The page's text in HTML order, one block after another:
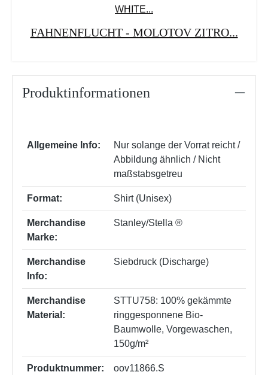
FAHNENFLUCHT - MOLOTOV ZITRO...
Produktinformationen
Allgemeine Info:
Nur solange der Vorrat reicht /
Abbildung ähnlich / Nicht
maßstabsgetreu
Format: Shirt (Unisex)
Merchandise
Marke:
Stanley/Stella ®
Merchandise
Info:
Siebdruck (Discharge)
Merchandise
Material:
STTU758: 100% gekämmte
ringgesponnene Bio-
Baumwolle, Vorgewaschen,
150g/m²
Produktnummer: oov11866.S